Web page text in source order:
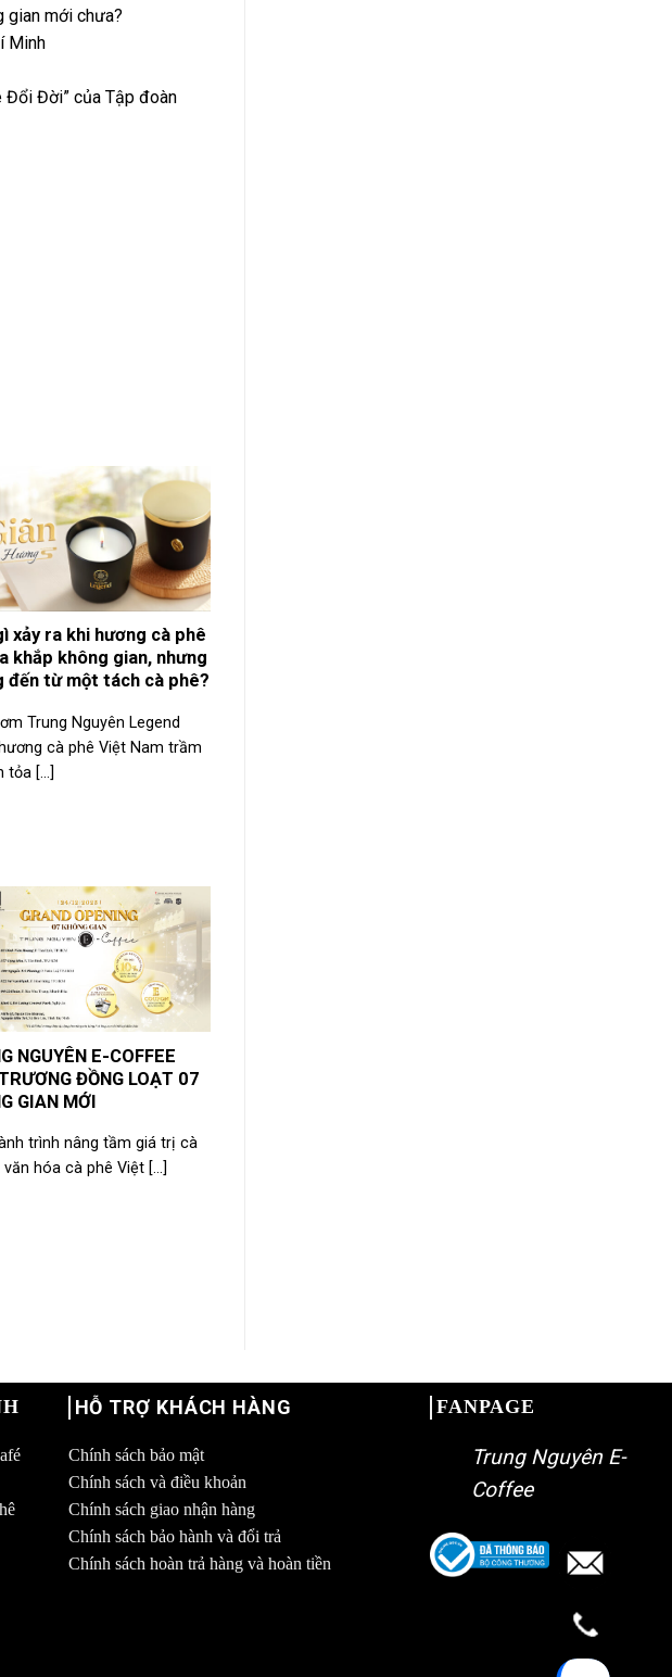
gian mới chưa?
Minh​
Đổi Đời” của Tập đoàn
xảy ra khi hương cà phê
khắp không gian, nhưng
đến từ một tách cà phê?
Trung Nguyên Legend
cà phê Việt Nam trầm
tỏa [...]
NGUYÊN E-COFFEE
ĐỒNG LOẠT 07
GIAN MỚI
trình nâng tầm giá trị cà
hóa cà phê Việt [...]
HỖ TRỢ KHÁCH HÀNG
Chính sách bảo mật
Chính sách và điều khoản
Chính sách giao nhận hàng
Chính sách bảo hành và đổi trả
Chính sách hoàn trả hàng và hoàn tiền
FANPAGE
Trung Nguyên E-
Coffee